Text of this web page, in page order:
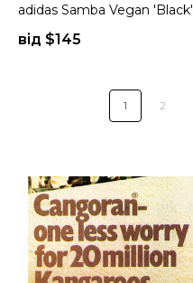
adidas Samba Vegan 'Black'
від $145
1 2